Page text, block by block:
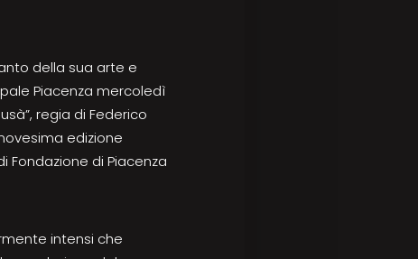
della sua arte e
Piacenza mercoledì
regia di Federico
edizione
Fondazione di Piacenza
intensi che